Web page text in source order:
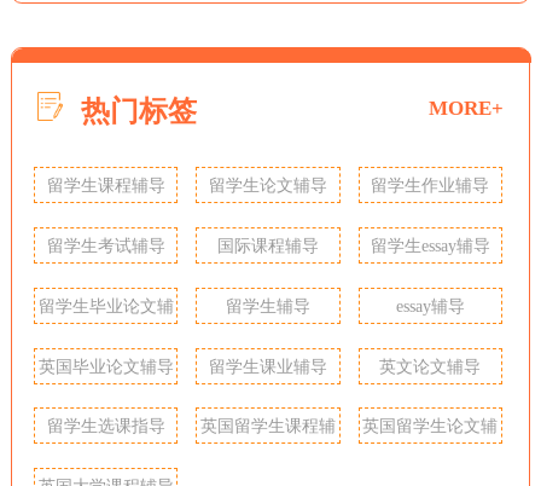
热门标签 MORE+
留学生课程辅导 留学生论文辅导 留学生作业辅导
留学生考试辅导 国际课程辅导 留学生essay辅导
留学生毕业论文辅
留学生辅导 essay辅导
英国毕业论文辅导 留学生课业辅导 英文论文辅导
留学生选课指导
英国留学生课程辅
英国留学生论文辅